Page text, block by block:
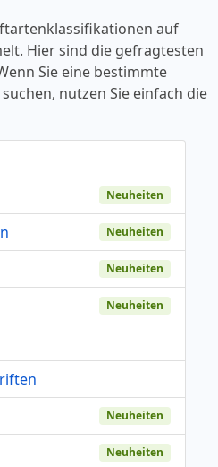
auf
Hier sind die gefragtesten
Sie eine bestimmte
nutzen Sie einfach die
Neuheiten
Neuheiten
Neuheiten
Neuheiten
Neuheiten
Neuheiten